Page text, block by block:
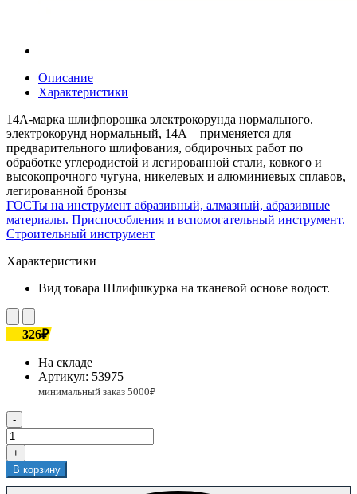
Описание
Характеристики
14А-марка шлифпорошка электрокорунда нормального.
электрокорунд нормальный, 14А – применяется для
предварительного шлифования, обдирочных работ по
обработке углеродистой и легированной стали, ковкого и
высокопрочного чугуна, никелевых и алюминиевых сплавов,
легированной бронзы
ГОСТы на инструмент абразивный, алмазный, абразивные
материалы. Приспособления и вспомогательный инструмент.
Строительный инструмент
Характеристики
Вид товара Шлифшкурка на тканевой основе водост.
326₽
На складе
Артикул: 53975
-
+
В корзину